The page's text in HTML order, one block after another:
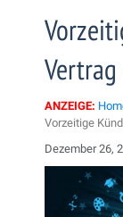
ANZEIGE:
Vorzeitige
Dezember 26,